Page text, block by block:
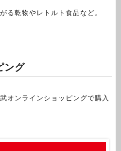
る乾物やレトルト食品など。
ング
オンラインショッピングで購入